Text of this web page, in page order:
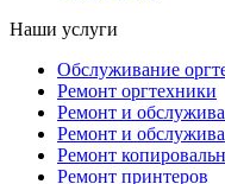
Наши услуги
Обслуживание
Ремонт оргтехники
Ремонт и
Ремонт и
Ремонт
Ремонт принтеров